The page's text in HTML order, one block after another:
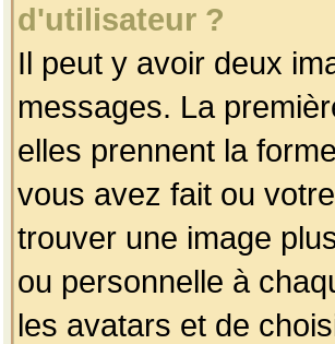
d'utilisateur ?
Il peut y avoir deux
messages. La
elles prennent la
vous avez fait ou
trouver une image
ou personnelle à
les avatars et de